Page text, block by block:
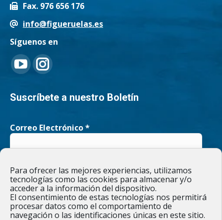
Para ofrecer las mejores experiencias, utilizamos
tecnologías como las cookies para almacenar y/o
acceder a la información del dispositivo.
El consentimiento de estas tecnologías nos permitirá
procesar datos como el comportamiento de
navegación o las identificaciones únicas en este sitio.
Fax. 976 656 176
info@figueruelas.es
Síguenos en
Encuéntranos en:
YouTube
page
in
window
Instagram
page
in
window
Suscríbete a nuestro Boletín
Correo Electrónico*
He leído y acepto laPolítica de privacidad
Responsable » Ayuntamiento de Figueruelas / Finalidad » enviarte